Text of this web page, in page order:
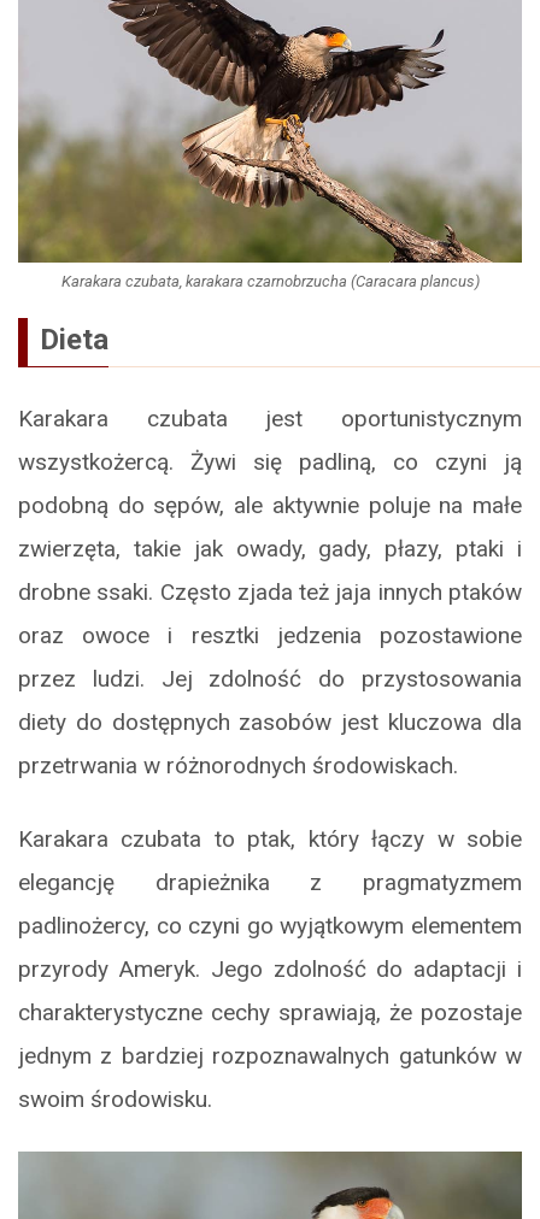
Karakara czubata, karakara czarnobrzucha (Caracara plancus)
Dieta
Karakara czubata jest oportunistycznym
wszystkożercą. Żywi się padliną, co czyni ją
podobną do sępów, ale aktywnie poluje na małe
zwierzęta, takie jak owady, gady, płazy, ptaki i
drobne ssaki. Często zjada też jaja innych ptaków
oraz owoce i resztki jedzenia pozostawione
przez ludzi. Jej zdolność do przystosowania
diety do dostępnych zasobów jest kluczowa dla
przetrwania w różnorodnych środowiskach.
Karakara czubata to ptak, który łączy w sobie
elegancję drapieżnika z pragmatyzmem
padlinożercy, co czyni go wyjątkowym elementem
przyrody Ameryk. Jego zdolność do adaptacji i
charakterystyczne cechy sprawiają, że pozostaje
jednym z bardziej rozpoznawalnych gatunków w
swoim środowisku.